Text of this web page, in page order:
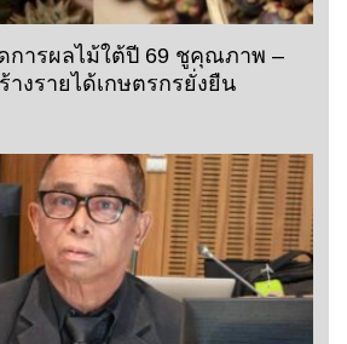
การผลไม้ใต้ปี 69 ชูคุณภาพ –
างรายได้เกษตรกรยั่งยืน